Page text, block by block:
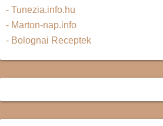
- Tunezia.info.hu
- Marton-nap.info
- Bolognai Receptek